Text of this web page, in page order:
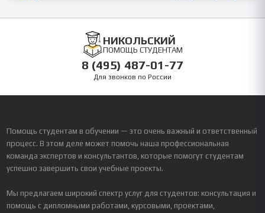
НИКОЛЬСКИЙ
ПОМОЩЬ СТУДЕНТАМ
8 (495) 487-01-77
Для звонков по России
Помощь студентам в обучении — это очень важный и ответственный
процесс. В этом деле может помочь наша профессиональная
команда экспертов и консультантов, которые помогут студентам
успешно завершить свои учебные проекты.
Мы предлагаем широкий спектр услуг для студентов: консультация и
помощь с дипломными работами, курсовыми, проектами,